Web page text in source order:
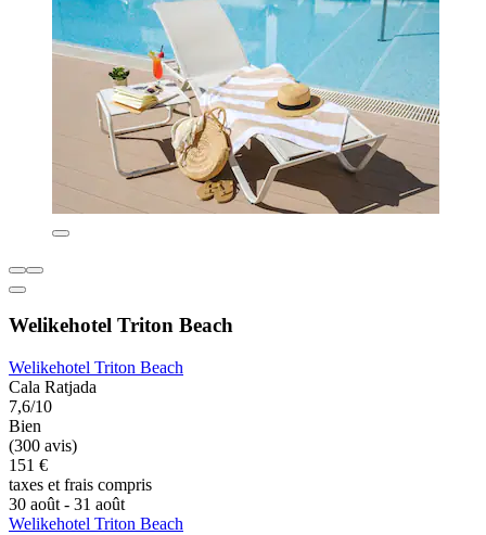
Welikehotel Triton Beach
Welikehotel Triton Beach
Cala Ratjada
7,6/10
Bien
(300 avis)
151 €
taxes et frais compris
30 août - 31 août
Welikehotel Triton Beach